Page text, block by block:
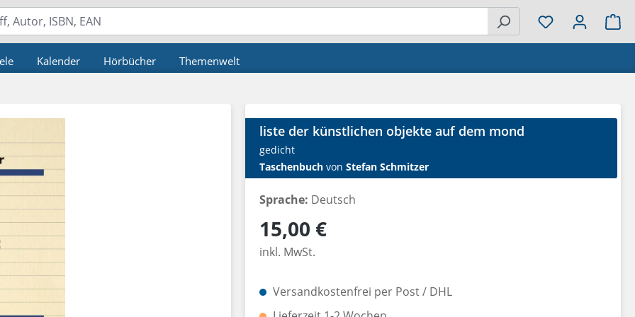
Kalender Hörbücher Themenwelt
liste der künstlichen objekte auf dem mond
gedicht
Taschenbuch von Stefan Schmitzer
Sprache: Deutsch
Regulärer Preis:
15,00 €
inkl. MwSt.
Versandkostenfrei per Post / DHL